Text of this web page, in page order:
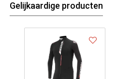
Gelijkaardige producten